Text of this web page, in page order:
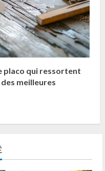
placo qui ressortent
meilleures